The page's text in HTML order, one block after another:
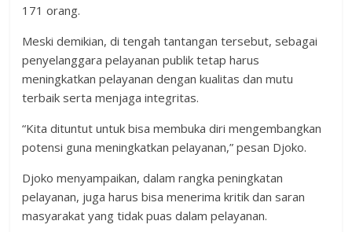
171 orang.
Meski demikian, di tengah tantangan tersebut, sebagai
penyelanggara pelayanan publik tetap harus
meningkatkan pelayanan dengan kualitas dan mutu
terbaik serta menjaga integritas.
“Kita dituntut untuk bisa membuka diri mengembangkan
potensi guna meningkatkan pelayanan,” pesan Djoko.
Djoko menyampaikan, dalam rangka peningkatan
pelayanan, juga harus bisa menerima kritik dan saran
masyarakat yang tidak puas dalam pelayanan.